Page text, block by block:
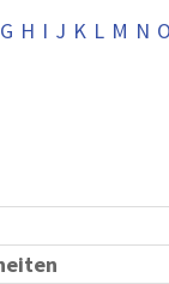
G H I J K L M N O